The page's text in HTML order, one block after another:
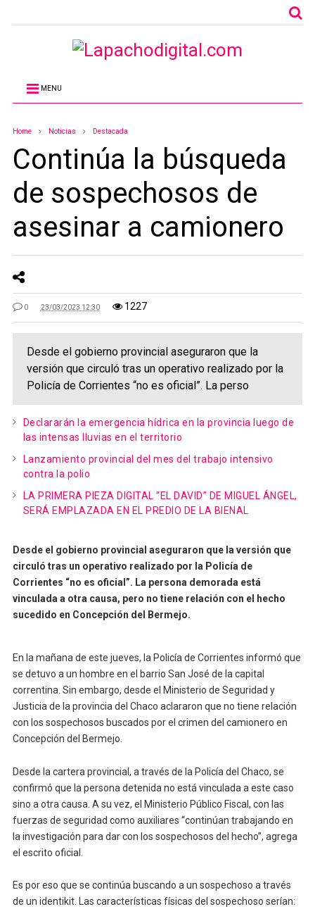
MENU
Home Noticias Destacada
Continúa la búsqueda
de sospechosos de
asesinar a camionero
0 23/03/2023 12:30 1227
Desde el gobierno provincial aseguraron que la
versión que circuló tras un operativo realizado por la
Policía de Corrientes “no es oficial”. La perso
Declararán la emergencia hídrica en la provincia luego de
las intensas lluvias en el territorio
Lanzamiento provincial del mes del trabajo intensivo
contra la polio
LA PRIMERA PIEZA DIGITAL “EL DAVID” DE MIGUEL ÁNGEL,
SERÁ EMPLAZADA EN EL PREDIO DE LA BIENAL
Desde el gobierno provincial aseguraron que la versión que
circuló tras un operativo realizado por la Policía de
Corrientes “no es oficial”. La persona demorada está
vinculada a otra causa, pero no tiene relación con el hecho
sucedido en Concepción del Bermejo.
En la mañana de este jueves, la Policía de Corrientes informó que
se detuvo a un hombre en el barrio San José de la capital
correntina. Sin embargo, desde el Ministerio de Seguridad y
Justicia de la provincia del Chaco aclararon que no tiene relación
con los sospechosos buscados por el crimen del camionero en
Concepción del Bermejo.
Desde la cartera provincial, a través de la Policía del Chaco, se
confirmó que la persona detenida no está vinculada a este caso
sino a otra causa. A su vez, el Ministerio Público Fiscal, con las
fuerzas de seguridad como auxiliares “continúan trabajando en
la investigación para dar con los sospechosos del hecho”, agrega
el escrito oficial.
Es por eso que se continúa buscando a un sospechoso a través
de un identikit. Las características físicas del sospechoso serían: